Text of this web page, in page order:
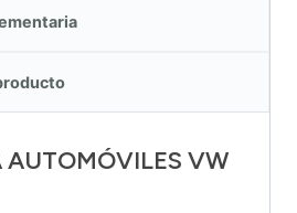
AUTOMÓVILES VW